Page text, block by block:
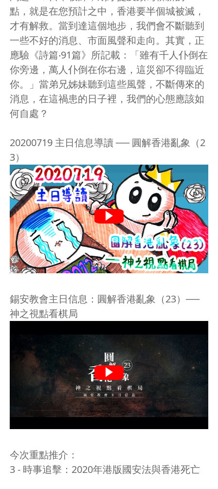
點，就是在您預計之中，香港要半個城被滅，
才有解救。當到達這個地步，我們會不斷聽到
一些不好的消息、市面風聲和走向。其實，正
應驗《詩篇‧91篇》所記載：「雖有千人仆倒在
你旁邊，萬人仆倒在你右邊，這災卻不得臨近
你。」當弟兄姊妹聽到這些風聲，不斷傳來的
消息，在這禍患的日子裡，我們的心態應該如
何自處？
20200719 主日信息導讀 ── 圓解香港亂象（2
3）
錫安教會主日信息：圓解香港亂象（23）──
神之視點看棋局
今次重點推介：
3 - 時事追擊：2020年港版國安法與香港死亡